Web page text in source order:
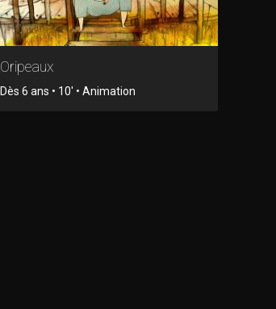
Oripeaux
Dès 6 ans • 10' • Animation